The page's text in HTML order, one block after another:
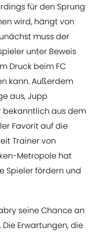
für den Sprung
wird, hängt von
muss der
unter Beweis
Druck beim FC
kann. Außerdem
aus, Jupp
bekanntlich aus dem
Favorit auf die
Trainer von
Metropole hat
Spieler fördern und
seine Chance an
Erwartungen, die